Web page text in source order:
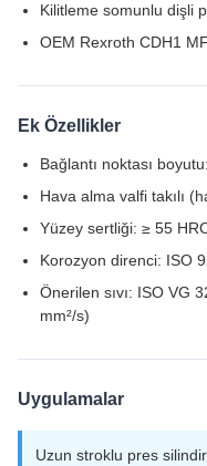
Kilitleme somunlu dişli
OEM Rexroth CDH1
Ek Özellikler
Bağlantı noktası
Hava alma valfi takılı
Yüzey sertliği: ≥ 55
Korozyon direnci: ISO
Önerilen sıvı: ISO VG
mm²/s)
Uygulamalar
Uzun stroklu pres